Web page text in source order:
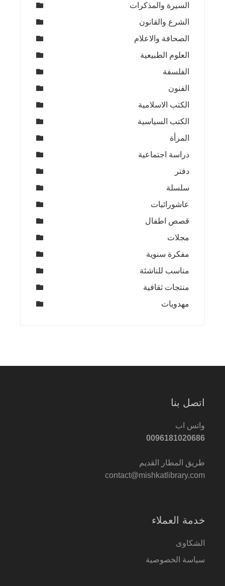
السيرة والمذكرات
الشرع والقانون
الصحافة والاعلام
العلوم الطبيعية
الفلسفة
الفنون
الكتب الاسلامية
الكتب السياسية
المرأة
دراسة اجتماعية
دفتر
سلسلة
عاشورائيات
قصص اطفال
مجلات
مفكرة سنوية
مناسب للناشئة
منتجات ثقافية
مهدويات
اتصل بنا
واتس اب
0096181020686
طريق المطار القديم
contact@mishkatlibrary.com
خدمة العملاء
الشكاوى
سياسة الخصوصية